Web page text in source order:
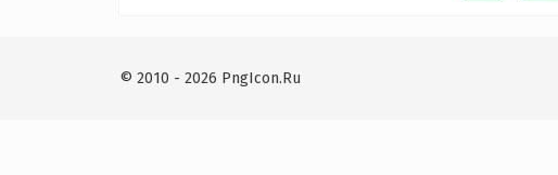
© 2010 - 2026 PngIcon.Ru